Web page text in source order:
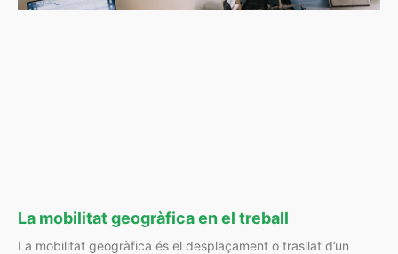
La mobilitat geogràfica en el treball
La mobilitat geogràfica és el desplaçament o trasllat d’un